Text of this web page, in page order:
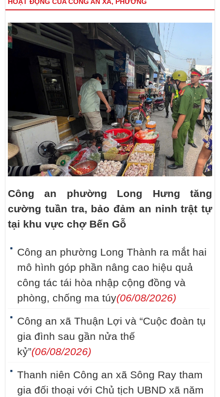
Công an phường Long Hưng tăng
cường tuần tra, bảo đảm an ninh trật tự
tại khu vực chợ Bến Gỗ
Công an phường Long Thành ra mắt hai
mô hình góp phần nâng cao hiệu quả
công tác tái hòa nhập cộng đồng và
phòng, chống ma túy(06/08/2026)
Công an xã Thuận Lợi và “Cuộc đoàn tụ
gia đình sau gần nửa thế
kỷ”(06/08/2026)
Thanh niên Công an xã Sông Ray tham
gia đối thoại với Chủ tịch UBND xã năm